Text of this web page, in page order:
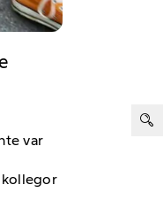
var
kollegor